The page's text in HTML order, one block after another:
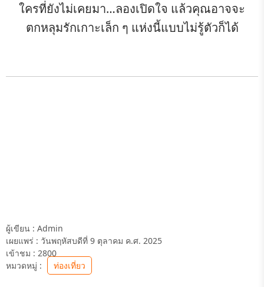
ใครที่ยังไม่เคยมา…ลองเปิดใจ แล้วคุณอาจจะ
ตกหลุมรักเกาะเล็ก ๆ แห่งนี้แบบไม่รู้ตัวก็ได้
ผู้เขียน : Admin
เผยแพร่ : วันพฤหัสบดีที่ 9 ตุลาคม ค.ศ. 2025
เข้าชม : 2800
หมวดหมู่ :
ท่องเที่ยว